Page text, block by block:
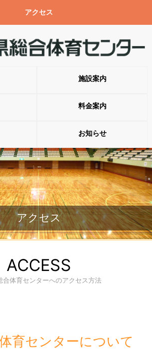
アクセス
施設案内
料金案内
お知らせ
アクセス
ACCESS
合体育センターへのアクセス方法
育センターについて